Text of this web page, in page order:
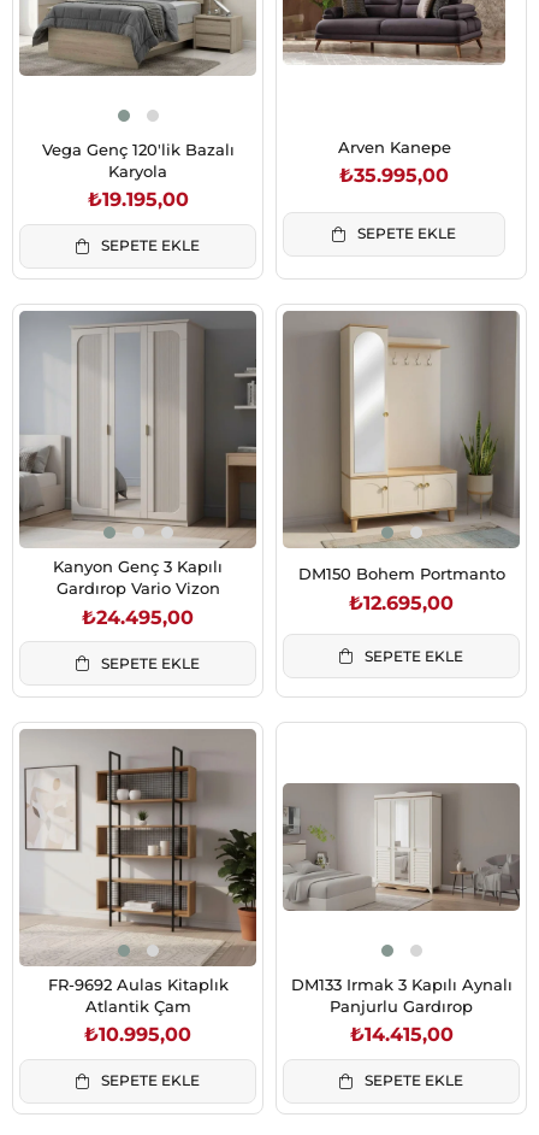
Vega Genç 120'lik Bazalı
Karyola
₺19.195,00
SEPETE EKLE
Arven Kanepe
₺35.995,00
SEPETE EKLE
Kanyon Genç 3 Kapılı
Gardırop Vario Vizon
₺24.495,00
SEPETE EKLE
DM150 Bohem Portmanto
₺12.695,00
SEPETE EKLE
FR-9692 Aulas Kitaplık
Atlantik Çam
₺10.995,00
SEPETE EKLE
DM133 Irmak 3 Kapılı Aynalı
Panjurlu Gardırop
₺14.415,00
SEPETE EKLE